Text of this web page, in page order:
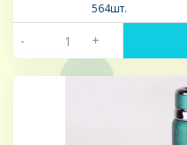
564шт.
- +